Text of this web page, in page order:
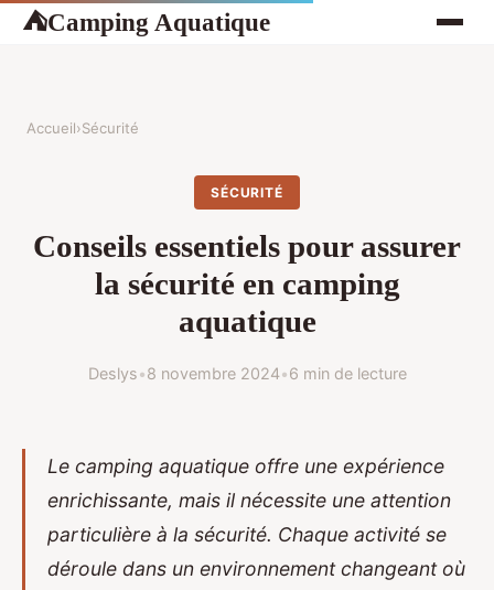
⛺Camping Aquatique
Accueil›Sécurité
SÉCURITÉ
Conseils essentiels pour assurer
la sécurité en camping
aquatique
Deslys•8 novembre 2024•6 min de lecture
Le camping aquatique offre une expérience
enrichissante, mais il nécessite une attention
particulière à la sécurité. Chaque activité se
déroule dans un environnement changeant où